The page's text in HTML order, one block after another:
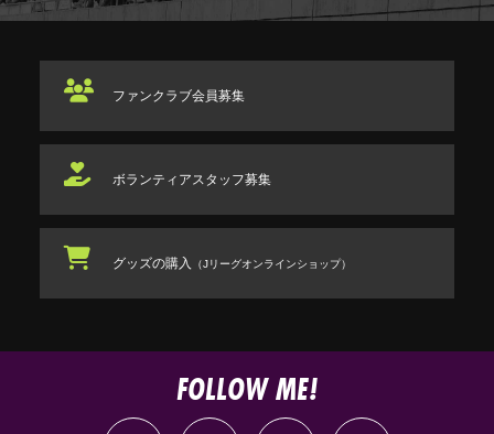
ファンクラブ会員募集
ボランティアスタッフ募集
グッズの購入 （Jリーグオンラインショップ）
FOLLOW ME!